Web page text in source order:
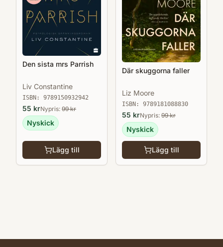
Den sista mrs Parrish
Liv Constantine
ISBN: 9789150932942
55 krNypris: 99kr
Nyskick
Lägg till
Där skuggorna faller
Liz Moore
ISBN: 9789181088830
55 krNypris: 99kr
Nyskick
Lägg till